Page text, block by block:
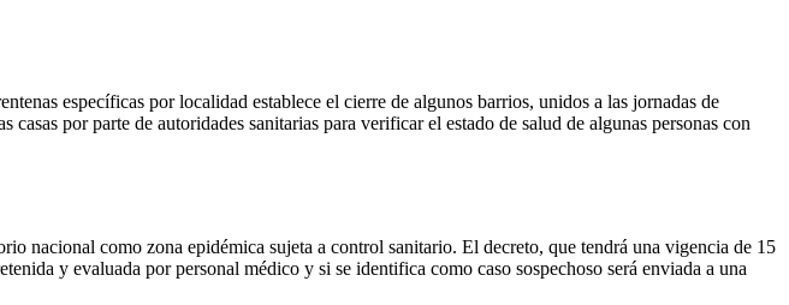
específicas por localidad establece el cierre de algunos barrios, unidos a las jornadas de
por parte de autoridades sanitarias para verificar el estado de salud de algunas personas con
nacional como zona epidémica sujeta a control sanitario. El decreto, que tendrá una vigencia de 15
y evaluada por personal médico y si se identifica como caso sospechoso será enviada a una